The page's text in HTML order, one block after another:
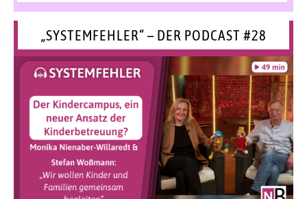
„SYSTEMFEHLER“ – DER PODCAST #28